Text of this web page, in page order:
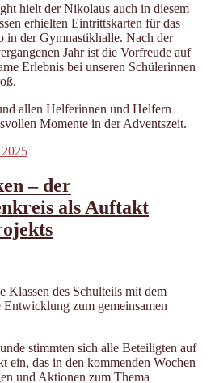
hielt der Nikolaus auch in diesem
erhielten Eintrittskarten für das
in der Gymnastikhalle. Nach der
Jahr ist die Vorfreude auf
Erlebnis bei unseren Schülerinnen
allen Helferinnen und Helfern
Momente in der Adventszeit.
– der
als Auftakt
Klassen des Schulteils mit dem
zum gemeinsamen
stimmten sich alle Beteiligten auf
ein, das in den kommenden Wochen
und Aktionen zum Thema